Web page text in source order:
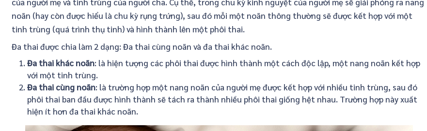
noãn (hay còn được hiểu là chu kỳ rụng trứng), sau đó mỗi một noãn thông thường sẽ được kết hợp với một
tinh trùng (quá trình thụ tinh) và hình thành lên một phôi thai.
Đa thai được chia làm 2 dạng: Đa thai cùng noãn và đa thai khác noãn.
Đa thai khác noãn: là hiện tượng các phôi thai được hình thành một cách độc lập, một nang noãn kết hợp
với một tinh trùng.
Đa thai cùng noãn: là trường hợp một nang noãn của người mẹ được kết hợp với nhiều tinh trùng, sau đó
phôi thai ban đầu được hình thành sẽ tách ra thành nhiều phôi thai giống hệt nhau. Trường hợp này xuất
hiện ít hơn đa thai khác noãn.